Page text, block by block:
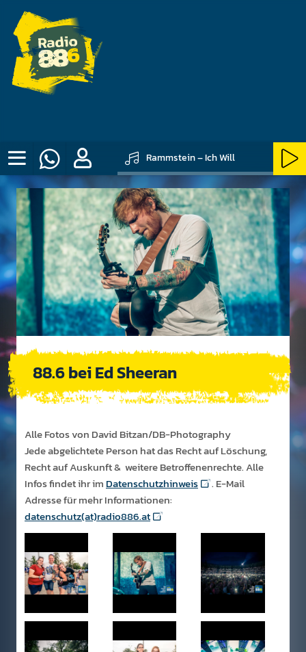
Rammstein – Ich Will
88.6 bei Ed Sheeran
Alle Fotos von David Bitzan/DB-Photography
​​​​​​​Jede abgelichtete Person hat das Recht auf Löschung,
Recht auf Auskunft & weitere Betroffenenrechte. Alle
Infos findet ihr im Datenschutzhinweis
. E-Mail
Adresse für mehr Informationen:
datenschutz(at)radio886.at